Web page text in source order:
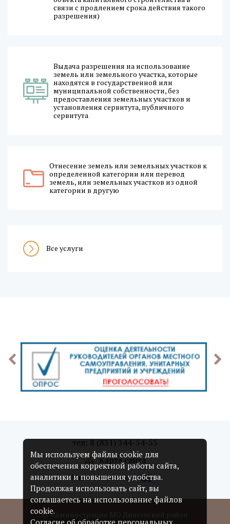
связи с продлением срока действия такого
разрешения)
Выдача разрешения на использование
земель или земельного участка, которые
находятся в государственной или
муниципальной собственности, без
предоставления земельных участков и
установления сервитута, публичного
сервитута
Отнесение земель или земельных участков к
определенной категории или перевод
земель, или земельных участков из одной
категории в другую
Все услуги
тел: 8 (831) 344-54-55
Карта сайта
Мы в соцсетях:
© Администрация МО Дивеевский район
Мы используем файлы cookie для
обеспечения корректной работы сайта,
аналитики и повышения удобства.
Продолжая использовать сайт, вы
соглашаетесь на использование файлов
cookie.